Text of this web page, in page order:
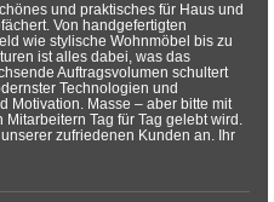
und praktisches für Haus und
Von handgefertigten
wie stylische Wohnmöbel bis zu
ist alles dabei, was das
Auftragsvolumen schultert
Technologien und
Motivation. Masse – aber bitte mit
Tag für Tag gelebt wird.
zufriedenen Kunden an. Ihr